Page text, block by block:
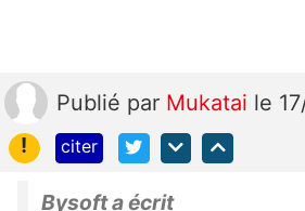
Publié par Mukatai le
!
citer
Bysoft a écrit